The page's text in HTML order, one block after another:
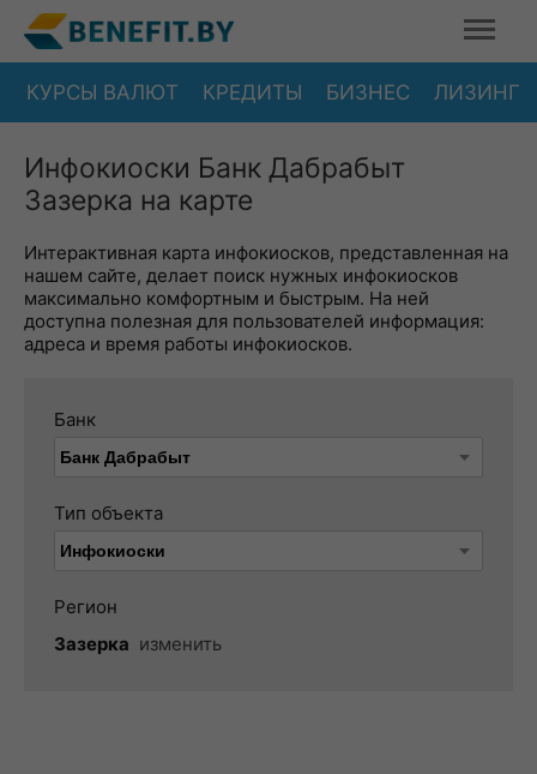
КУРСЫ ВАЛЮТ КРЕДИТЫ БИЗНЕС ЛИЗИНГ
Инфокиоски Банк Дабрабыт
Зазерка на карте
Интерактивная карта инфокиосков, представленная на
нашем сайте, делает поиск нужных инфокиосков
максимально комфортным и быстрым. На ней
доступна полезная для пользователей информация:
адреса и время работы инфокиосков.
Банк
Тип объекта
Регион
Зазерка изменить